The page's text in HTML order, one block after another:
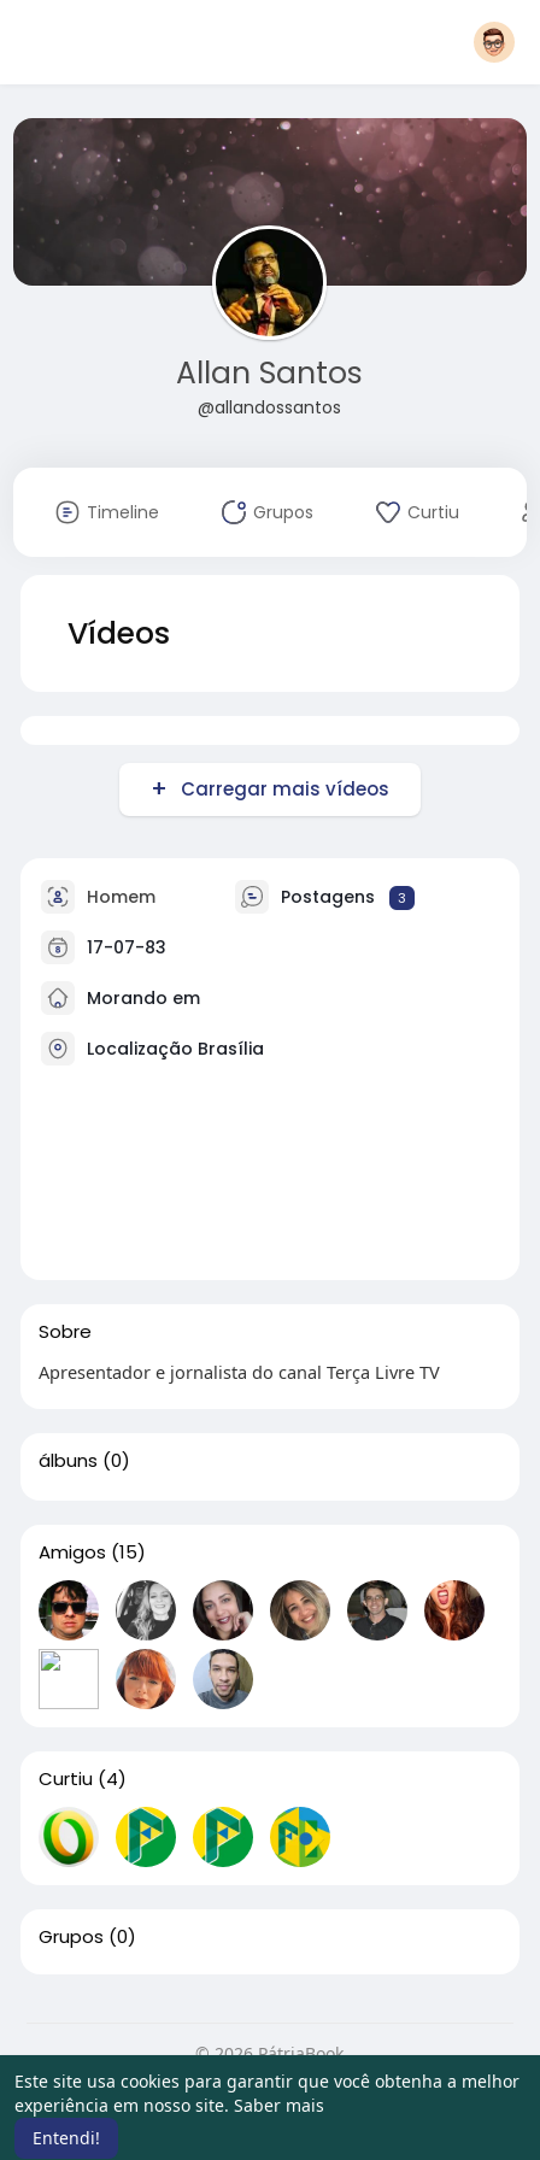
Este site usa cookies para garantir que você obtenha a melhor
experiência em nosso site. Saber mais
Entendi!
Allan Santos
@allandossantos
Timeline Grupos Curtiu
Vídeos
Carregar mais vídeos
Homem Postagens 3
17-07-83
Morando em
Localização Brasília
Sobre
Apresentador e jornalista do canal Terça Livre TV
álbuns (0)
Amigos (15)
Curtiu (4)
Grupos (0)
© 2026 PátriaBook
Início
Sobre Contato Privacidade
Termos de Uso
Artigos